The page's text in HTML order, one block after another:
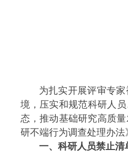
为扎实开展评审专家
境，压实和规范科研人
态，推动基础研究高质
研不端行为调查处理办法
一、科研人员禁止清